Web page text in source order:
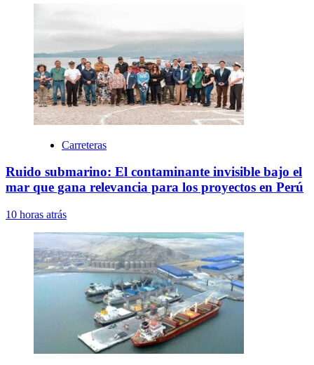
Carreteras
Ruido submarino: El contaminante invisible bajo el
mar que gana relevancia para los proyectos en Perú
10 horas atrás